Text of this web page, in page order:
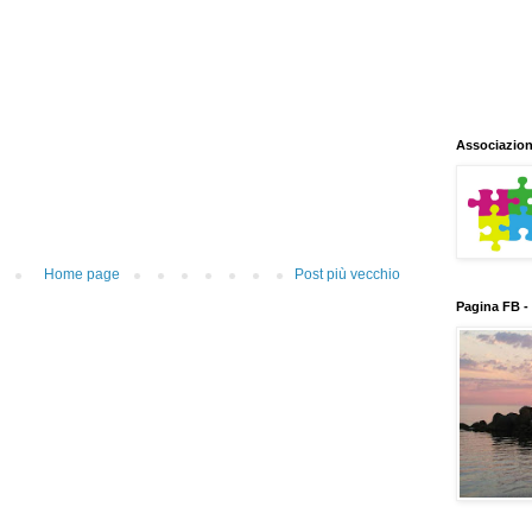
Post più vecchio
Home page
Pagina FB